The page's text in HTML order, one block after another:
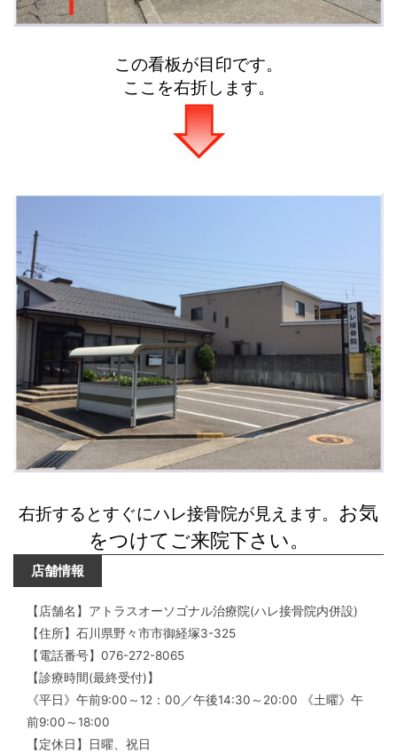
この看板が目印です。
ここを右折します。
右折するとすぐにハレ接骨院が見えます。 お気
をつけてご来院下さい。
店舗情報
【店舗名】アトラスオーソゴナル治療院(ハレ接骨院内併設)
【住所】石川県野々市市御経塚3-325
【電話番号】076-272-8065
【診療時間(最終受付)】
《平日》午前9:00～12：00／午後14:30～20:00 《土曜》午
前9:00～18:00
【定休日】日曜、祝日